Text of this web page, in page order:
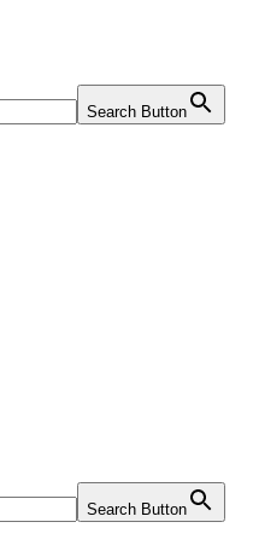
Search Button
Search Button